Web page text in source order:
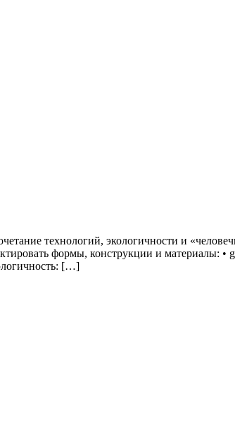
технологий, экологичности и
формы, конструкции и материалы: •
[…]